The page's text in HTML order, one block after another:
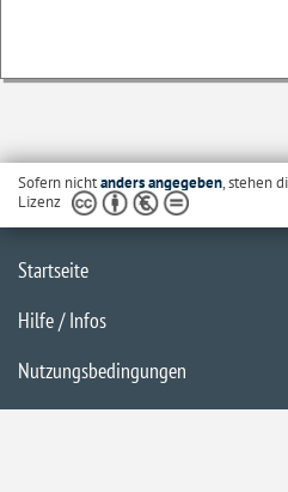
Sofern nichtanders angegeben, stehen
Lizenz
Startseite
Hilfe / Infos
Nutzungsbedingungen